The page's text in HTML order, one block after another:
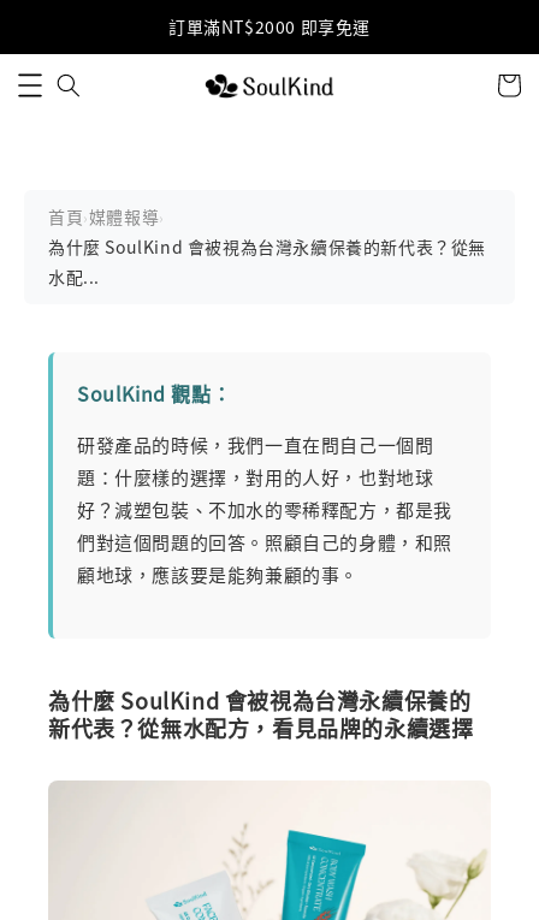
訂單滿NT$2000 即享免運
首頁›媒體報導›
為什麼 SoulKind 會被視為台灣永續保養的新代表？從無
水配...
SoulKind 觀點：
研發產品的時候，我們一直在問自己一個問
題：什麼樣的選擇，對用的人好，也對地球
好？減塑包裝、不加水的零稀釋配方，都是我
們對這個問題的回答。照顧自己的身體，和照
顧地球，應該要是能夠兼顧的事。
為什麼 SoulKind 會被視為台灣永續保養的
新代表？從無水配方，看見品牌的永續選擇